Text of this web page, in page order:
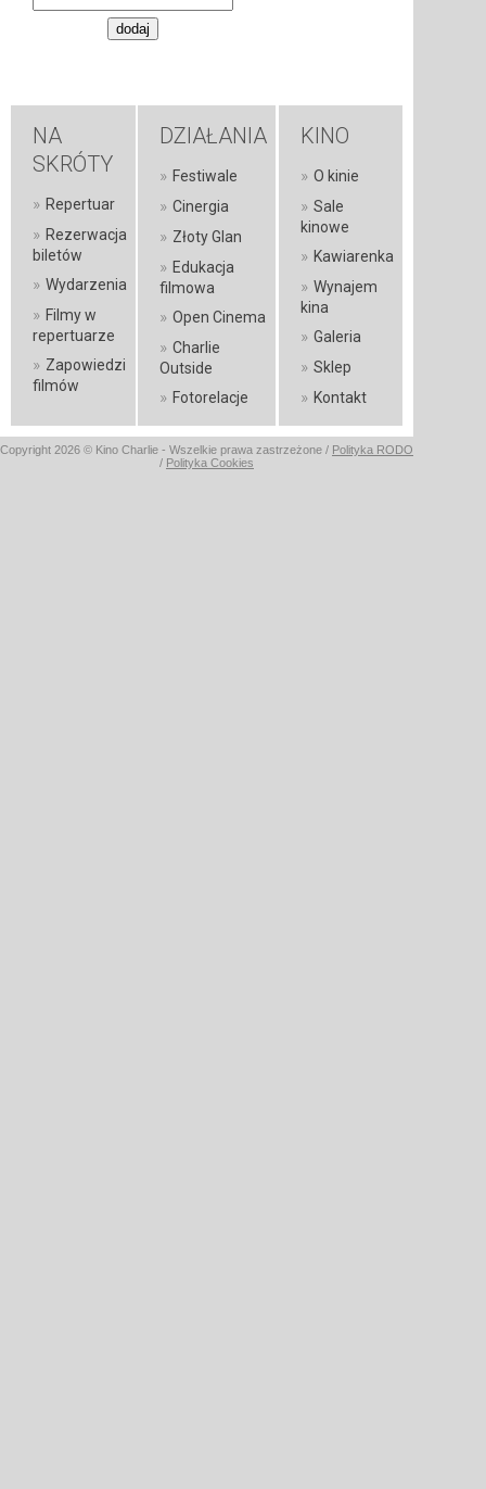
NA
SKRÓTY
» Repertuar
» Rezerwacja
biletów
» Wydarzenia
» Filmy w
repertuarze
» Zapowiedzi
filmów
DZIAŁANIA
» Festiwale
» Cinergia
» Złoty Glan
» Edukacja
filmowa
» Open Cinema
» Charlie
Outside
» Fotorelacje
KINO
» O kinie
» Sale
kinowe
» Kawiarenka
» Wynajem
kina
» Galeria
» Sklep
» Kontakt
Copyright 2026 © Kino Charlie - Wszelkie prawa zastrzeżone / Polityka RODO
/ Polityka Cookies